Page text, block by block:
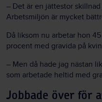
– Det är en jättestor
Arbetsmiljön är mycket
Då liksom nu arbetar hon
procent med gravida på
– Men då hade jag nästan
som arbetade heltid med
Jobbade över för